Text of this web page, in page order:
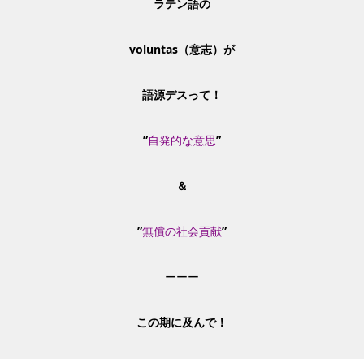
ラテン語の
voluntas（意志）が
語源デスって！
”自発的な意思”
＆
”無償の社会貢献”
ーーー
この期に及んで！